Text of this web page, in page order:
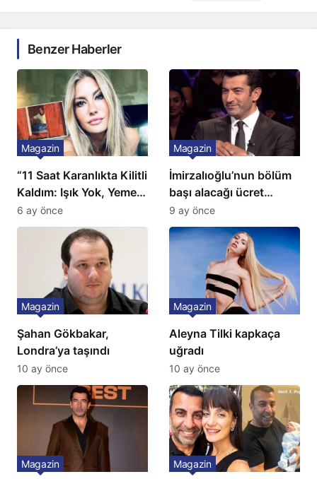
Benzer Haberler
“11 Saat Karanlıkta Kilitli
Kaldım: Işık Yok, Yemek
Yok, Tuvalet Yok!”
Çağla Şikel’den Şok
Magazin
6 ay önce
İmirzalıoğlu’nun bölüm
başı alacağı ücret
Türkiye’de bir ilk:
Gözünü 2 ilçeye dikti!
Magazin
9 ay önce
Şahan Gökbakar,
Londra’ya taşındı
Magazin
10 ay önce
Aleyna Tilki kapkaça
uğradı
Magazin
10 ay önce
Magazin Magazin